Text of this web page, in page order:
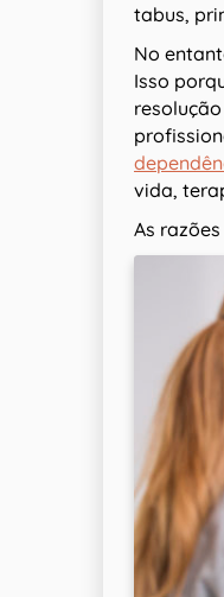
tabus,
No
Isso
vida,
As